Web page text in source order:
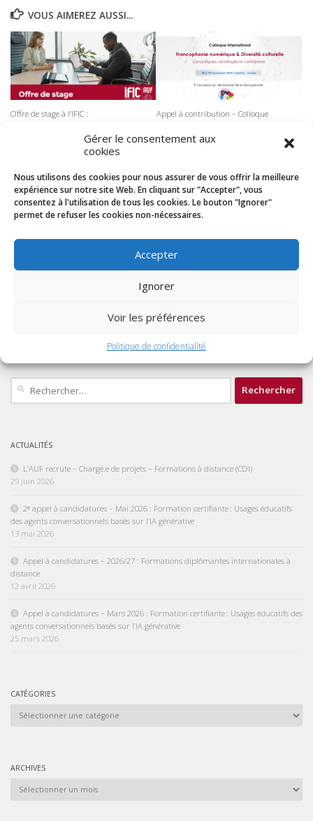
Gérer le consentement aux
cookies
Nous utilisons des cookies pour nous assurer de vous offrir la meilleure
expérience sur notre site Web. En cliquant sur "Accepter", vous
consentez à l'utilisation de tous les cookies. Le bouton "Ignorer"
permet de refuser les cookies non-nécessaires.
Accepter
Ignorer
Voir les préférences
Politique de confidentialité
VOUS AIMEREZ AUSSI...
Offre de stage à l’IFIC :
Gestion des Examens pour les
Formations Internationales de l’AUF
Appel à contribution – Colloque
numérique et diversité culturelle :
5 SEPTEMBRE 2022
REJOIGNEZ-NOUS:
Appel à projets 2024 – Formations qualifiantes certifiantes à distance
ARTICLE PRÉCÉDENT
Examens pour les Formations Internationales de l’AUF
ACTUALITÉS
L’AUF recrute – Chargé.e de projets – Formations à distance (CDI)
29 juin 2026
2ᵉ appel à candidatures – Mai 2026 : Formation certifiante : Usages éducatifs
des agents conversationnels basés sur l’IA générative
13 mai 2026
Appel à candidatures – 2026/27 : Formations diplômantes internationales à
distance
12 avril 2026
Appel à candidatures – Mars 2026 : Formation certifiante : Usages éducatifs des
agents conversationnels basés sur l’IA générative
25 mars 2026
CATÉGORIES
ARCHIVES